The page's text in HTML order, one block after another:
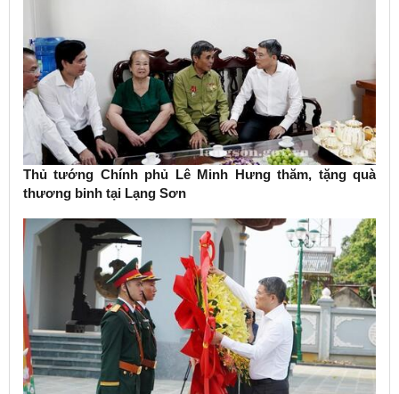
Thủ tướng Chính phủ Lê Minh Hưng thăm, tặng quà
thương binh tại Lạng Sơn